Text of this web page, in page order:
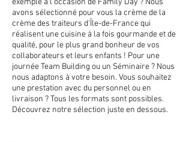
exemple à l'occasion de Family Day ? Nous
avons sélectionné pour vous la crème de la
crème des traiteurs d'Île-de-France qui
réalisent une cuisine à la fois gourmande et de
qualité, pour le plus grand bonheur de vos
collaborateurs et leurs enfants ! Pour une
journée Team Building ou un Séminaire ? Nous
nous adaptons à votre besoin. Vous souhaitez
une prestation avec du personnel ou en
livraison ? Tous les formats sont possibles.
Découvrez notre sélection juste en dessous.